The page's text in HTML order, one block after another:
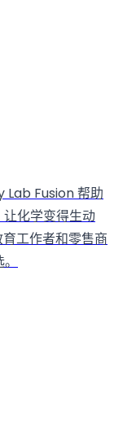
Lab Fusion 帮助
化学变得生动
工作者和零售商